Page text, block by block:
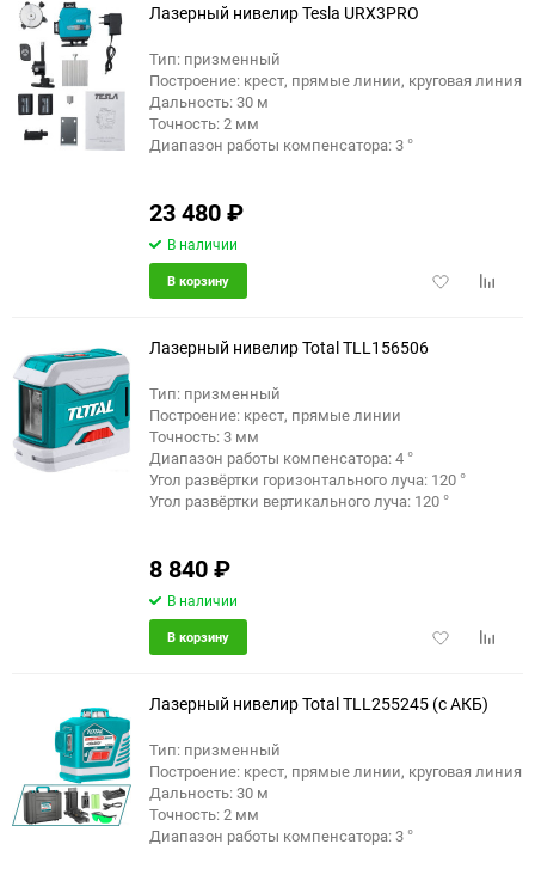
еще 2 фото
Лазерный нивелир Tesla URХ3PRO
Тип: призменный
Построение: крест, прямые линии, круговая линия
Дальность: 30 м
Точность: 2 мм
Диапазон работы компенсатора: 3 °
23 480₽
В наличии
Добавить
В корзину
Лазерный нивелир Total TLL156506
Тип: призменный
Построение: крест, прямые линии
Точность: 3 мм
Диапазон работы компенсатора: 4 °
Угол развёртки горизонтального луча: 120 °
Угол развёртки вертикального луча: 120 °
8 840₽
В наличии
Добавить
В корзину
Лазерный нивелир Total TLL255245 (с АКБ)
Тип: призменный
Построение: крест, прямые линии, круговая линия
Дальность: 30 м
Точность: 2 мм
Диапазон работы компенсатора: 3 °